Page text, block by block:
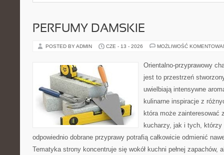
PERFUMY DAMSKIE
POSTED BY ADMIN CZE - 13 - 2026 MOŻLIWOŚĆ
Orientalno-przyprawowy
jest to przestrzeń
uwielbiają intensywne
kulinarne inspiracje z
która może zainteresować
kucharzy, jak i tych, którzy
odpowiednio dobrane przyprawy potrafią całkowicie odmienić
Tematyka strony koncentruje się wokół kuchni pełnej zapachów,